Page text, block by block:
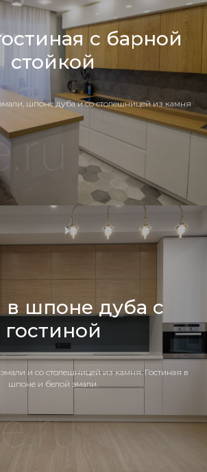
с барной
стойкой
шпоне дуба и со столешницей из камня
в шпоне дуба с
гостиной
и со столешницей из камня. Гостиная в
шпоне и белой эмали.